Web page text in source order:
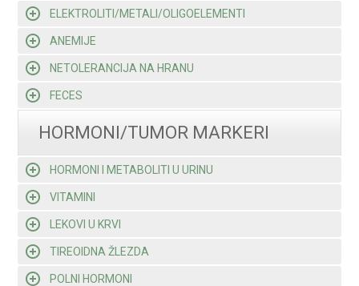
ELEKTROLITI/METALI/OLIGOELEMENTI
ANEMIJE
NETOLERANCIJA NA HRANU
FECES
HORMONI/TUMOR MARKERI
HORMONI I METABOLITI U URINU
VITAMINI
LEKOVI U KRVI
TIREOIDNA ŽLEZDA
POLNI HORMONI